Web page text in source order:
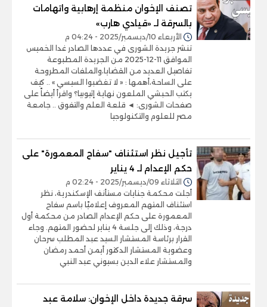
تصنف الإخوان منظمة إرهابية واتهامات
بالسرقة لـ «قيادي هارب»
الأربعاء 10/ديسمبر/2025 - 04:24 م
تنشر جريدة الشورى في عددها الصادر غدا الخميس
الموافق 11-12-2025 من الجريدة المطبوعة
تفاصيل العديد من القضايا،والملفات المطروحة
على الساحة،أهمها : « لا تغضبوا السيسي » .. كيف
يكتب الحبشي الملعون نهاية إثيوبيا؟ واقرأ أيضاً على
صفحات الشورى: ◄ قلعة العلم والتفوق .. جامعة
مصر للعلوم والتكنولوجيا
تأجيل نظر استئناف "سفاح المعمورة" على
حكم الإعدام لـ 4 يناير
الثلاثاء 09/ديسمبر/2025 - 02:24 م
أجلت محكمة جنايات مستأنف الإسكندرية، نظر
استئناف المتهم المعروف إعلاميًا باسم سفاح
المعمورة على حكم الإعدام الصادر من محكمة أول
درجة، وذلك إلى جلسة 4 يناير لحضور المتهم. وجاء
القرار برئاسة المستشار السيد عبد المطلب سرحان
وعضوية المستشار الدكتور أيمن أحمد رمضان
والمستشار علاء الدين بسيوني عبد النبي
سرقة جديدة داخل الإخوان: سلامة عبد